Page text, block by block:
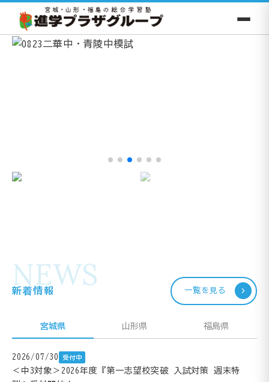
NEWS
新着情報 一覧を見る
宮城県 山形県 福島県
2026/07/30 受付中
＜中3対象＞2026年度『第一志望校突破 入試対策 週末特